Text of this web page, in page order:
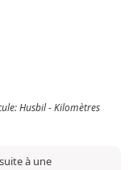
Husbil - Kilomètres
à une